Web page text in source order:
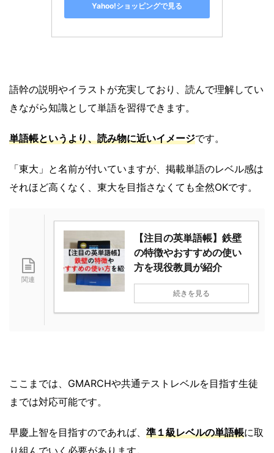
Yahoo!ショッピングで見る
語幹の説明やイラストが充実しており、読んで理解してい
きながら知識として単語を習得できます。
単語帳というより、読み物に近いイメージです。
「東大」と名前が付いていますが、掲載単語のレベル感は
それほど高くなく、東大を目指さなくても全然OKです。
【注目の英単語帳】鉄壁
の特徴やおすすめの使い
方を現役教員が紹介
続きを見る
ここまでは、GMARCHや共通テストレベルを目指す生徒
までは対応可能です。
早慶上智を目指すのであれば、 準１級レベルの単語帳に取
り組んでいく必要があります。